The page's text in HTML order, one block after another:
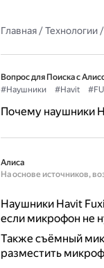
Главная/Технологии/
Вопрос для Поиска с
#Наушники
#Havit
Почему наушники
Алиса
На основе источников,
Наушники Havit
если микрофон не
Также съёмный
разместить